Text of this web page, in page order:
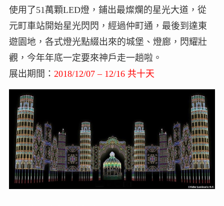
使用了51萬顆LED燈，鋪出最燦爛的星光大道，從
元町車站開始星光閃閃，經過仲町通，最後到達東
遊園地，各式燈光點綴出來的城堡、燈廊，閃耀壯
觀，今年年底一定要來神戶走一趟啦。
展出期間： 2018/12/07 – 12/16 共十天